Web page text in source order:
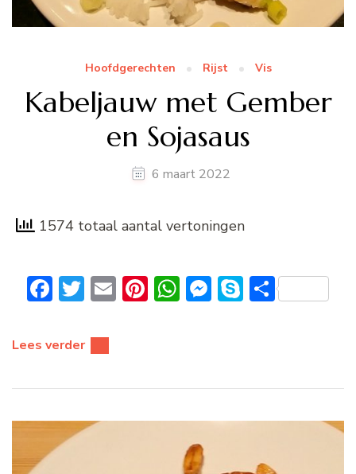
Hoofdgerechten Rijst Vis
Kabeljauw met Gember
en Sojasaus
6 maart 2022
1574 totaal aantal vertoningen
Facebook
Twitter
EmailPinterest
WhatsApp
Messenger
Skype
Delen
Lees verder